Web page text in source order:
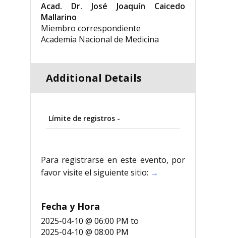
Acad. Dr. José Joaquín Caicedo
Mallarino
Miembro correspondiente
Academia Nacional de Medicina
Additional Details
Límite de registros -
Para registrarse en este evento, por
favor visite el siguiente sitio: →
Fecha y Hora
2025-04-10 @ 06:00 PM to
2025-04-10 @ 08:00 PM